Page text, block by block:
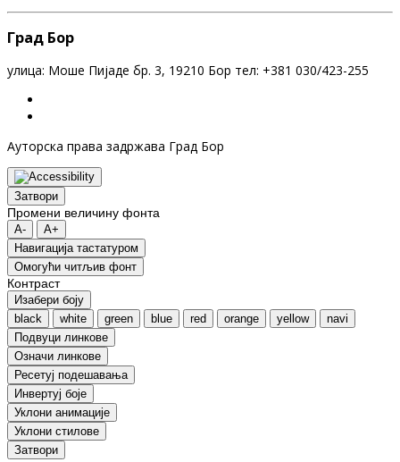
Град Бор
улица: Моше Пијаде бр. 3, 19210 Бор тел: +381 030/423-255
Ауторска права задржава Град Бор
Затвори
Промени величину фонта
A-
A+
Навигација тастатуром
Oмогући читљив фонт
Контраст
Изабери боју
black
white green blue red orange yellow
navi
Подвуци линкове
Означи линкове
Ресетуј подешавања
Инвертуј боје
Уклони анимације
Уклони стилове
Затвори